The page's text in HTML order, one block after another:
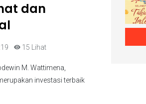
dan
15 Lihat
M. Wattimena,
investasi terbaik